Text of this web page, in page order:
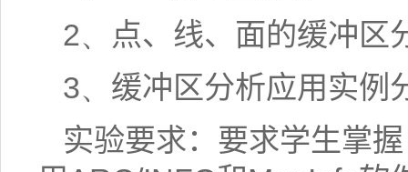
2、
点、线、面的缓冲
3、 缓冲区分析应用实
实验要求：要求学生掌